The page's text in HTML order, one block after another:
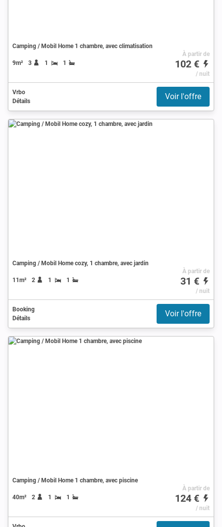
Camping / Mobil Home 1 chambre, avec climatisation
9m² 3 1 1
À partir de
102 €
/ nuit
Vrbo
Détails
Voir l'offre
Camping / Mobil Home cozy, 1 chambre, avec jardin
11m² 2 1 1
À partir de
31 €
/ nuit
Booking
Détails
Voir l'offre
Camping / Mobil Home 1 chambre, avec piscine
40m² 2 1 1
À partir de
124 €
/ nuit